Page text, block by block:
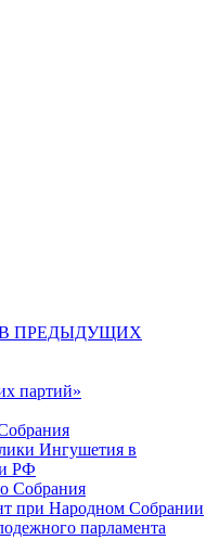
ПРЕДЫДУЩИХ
партий»
Ингушетия в
РФ
Собрания
при Народном Собрании
парламента